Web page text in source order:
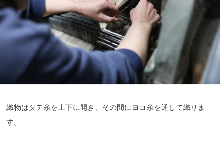
織物はタテ糸を上下に開き、その間にヨコ糸を通して織りま
す。